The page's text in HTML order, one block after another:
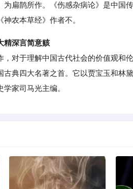
为扁鹊所作。《伤感杂病论》是中
农本草经》作者不。
精深言简意赅
于理解中国古代社会的价值观和
古典四大名著之首。它以贾宝玉和林
家司马光主编。